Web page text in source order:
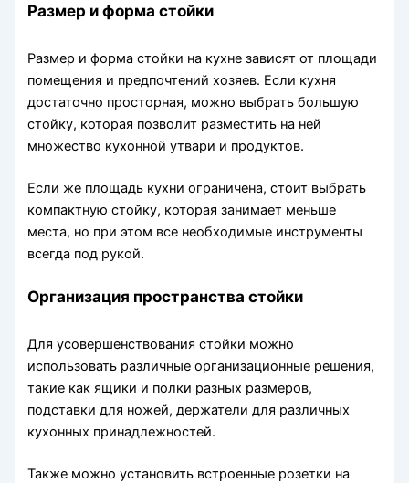
Размер и форма стойки
Размер и форма стойки на кухне зависят от площади
помещения и предпочтений хозяев. Если кухня
достаточно просторная, можно выбрать большую
стойку, которая позволит разместить на ней
множество кухонной утвари и продуктов.
Если же площадь кухни ограничена, стоит выбрать
компактную стойку, которая занимает меньше
места, но при этом все необходимые инструменты
всегда под рукой.
Организация пространства стойки
Для усовершенствования стойки можно
использовать различные организационные решения,
такие как ящики и полки разных размеров,
подставки для ножей, держатели для различных
кухонных принадлежностей.
Также можно установить встроенные розетки на